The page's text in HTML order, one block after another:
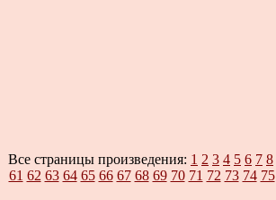
Все страницы произведения: 1 2 3 4 5 6 7 8
61 62 63 64 65 66 67 68 69 70 71 72 73 74 75